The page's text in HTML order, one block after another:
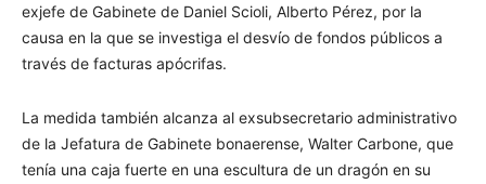
exjefe de Gabinete de Daniel Scioli, Alberto Pérez, por la
causa en la que se investiga el desvío de fondos públicos a
través de facturas apócrifas.
La medida también alcanza al exsubsecretario administrativo
de la Jefatura de Gabinete bonaerense, Walter Carbone, que
tenía una caja fuerte en una escultura de un dragón en su